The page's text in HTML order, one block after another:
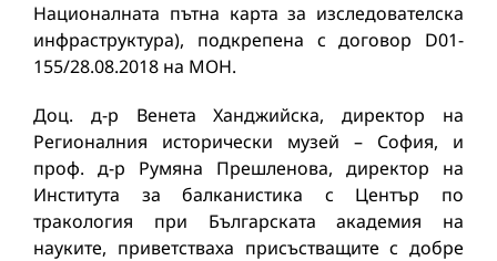
Националната пътна карта за изследователска
инфраструктура), подкрепена с договор D01-
155/28.08.2018 на МОН.
Доц. д-р Венета Ханджийска, директор на
Регионалния исторически музей – София, и
проф. д-р Румяна Прешленова, директор на
Института за балканистика с Център по
тракология при Българската академия на
науките, приветстваха присъстващите с добре